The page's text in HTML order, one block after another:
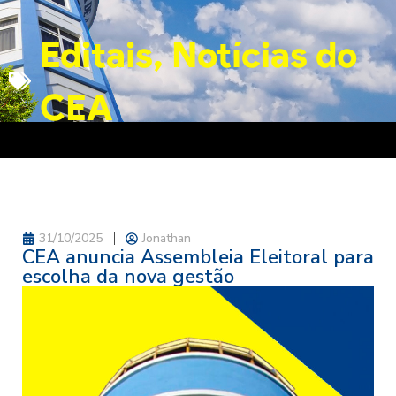
Editais,Notícias do
CEA
31/10/2025 Jonathan
CEA anuncia Assembleia Eleitoral para
escolha da nova gestão